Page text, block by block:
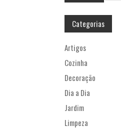
Categorias
Artigos
Cozinha
Decoração
Dia a Dia
Jardim
Limpeza